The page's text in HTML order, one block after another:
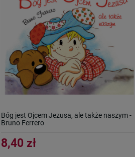
Bóg jest Ojcem Jezusa, ale także naszym -
Bruno Ferrero
8,40 zł